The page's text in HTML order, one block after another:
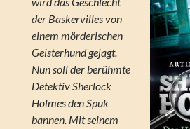
der Baskervilles von
einem mörderischen
Geisterhund gejagt.
Nun soll der berühmte
Detektiv Sherlock
Holmes den Spuk
bannen. Mit seinem